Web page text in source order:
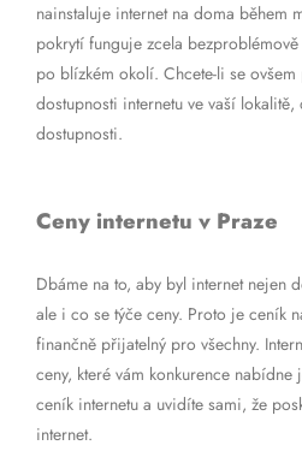
nainstaluje internet na doma během
pokrytí funguje zcela
po blízkém okolí. Chcete-li se
dostupnosti internetu ve vaší
dostupnosti.
Ceny internetu v Praze
Dbáme na to, aby byl internet nejen
ale i co se týče ceny. Proto je ceník
finančně přijatelný pro všechny.
ceny, které vám konkurence nabídne
ceník internetu a uvidíte sami, že
internet.